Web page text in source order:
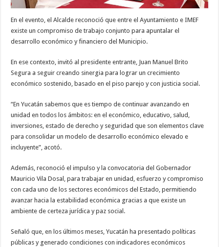
En el evento, el Alcalde reconoció que entre el Ayuntamiento e IMEF
existe un compromiso de trabajo conjunto para apuntalar el
desarrollo económico y financiero del Municipio.
En ese contexto, invitó al presidente entrante, Juan Manuel Brito
Segura a seguir creando sinergia para lograr un crecimiento
económico sostenido, basado en el piso parejo y con justicia social.
“En Yucatán sabemos que es tiempo de continuar avanzando en
unidad en todos los ámbitos: en el económico, educativo, salud,
inversiones, estado de derecho y seguridad que son elementos clave
para consolidar un modelo de desarrollo económico elevado e
incluyente”, acotó.
Además, reconoció el impulso y la convocatoria del Gobernador
Mauricio Vila Dosal, para trabajar en unidad, esfuerzo y compromiso
con cada uno de los sectores económicos del Estado, permitiendo
avanzar hacia la estabilidad económica gracias a que existe un
ambiente de certeza jurídica y paz social.
Señaló que, en los últimos meses, Yucatán ha presentado políticas
públicas y generado condiciones con indicadores económicos